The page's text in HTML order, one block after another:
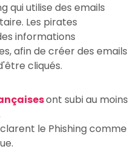
qui utilise des emails
Les pirates
informations
afin de créer des emails
cliqués.
ont subi au moins
le Phishing comme